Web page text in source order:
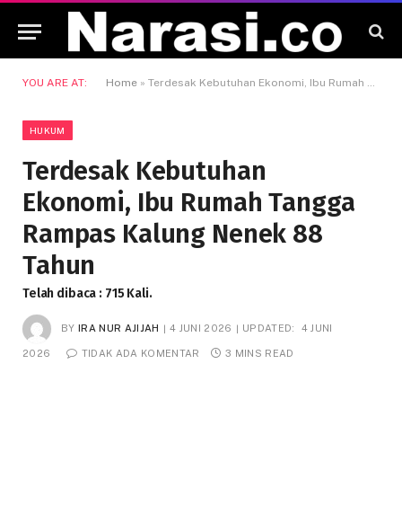
YOU ARE AT: Home » Terdesak Kebutuhan Ekonomi, Ibu Rumah Tangga Rampas Kalung Nenek 88 Tahun
HUKUM
Terdesak Kebutuhan
Ekonomi, Ibu Rumah Tangga
Rampas Kalung Nenek 88
Tahun
Telah dibaca : 715 Kali.
BY IRA NUR AJIJAH 4 JUNI 2026 UPDATED: 4 JUNI
2026 TIDAK ADA KOMENTAR 3 MINS READ